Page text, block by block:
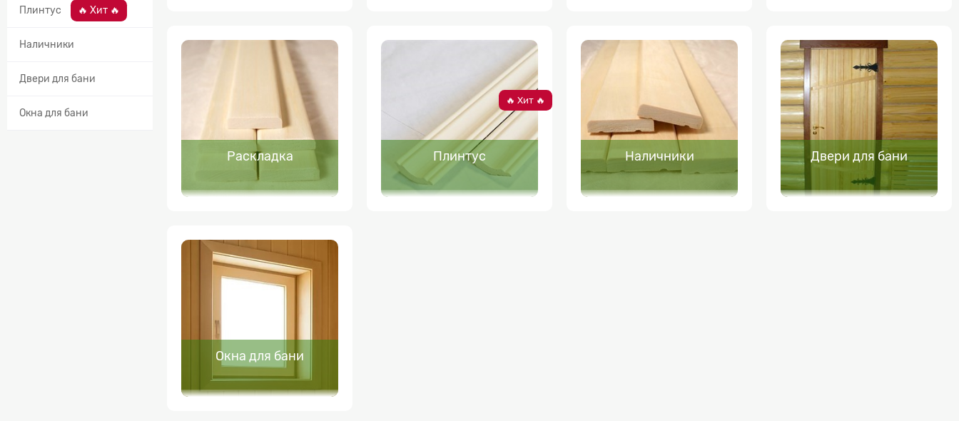
Плинтус 🔥 Хит 🔥
Наличники
Двери для бани
Окна для бани
Раскладка Плинтус
🔥 Хит 🔥
Наличники Двери для бани
Окна для бани